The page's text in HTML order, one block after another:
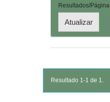
Resultados/Página
Resultado 1-1 de 1.